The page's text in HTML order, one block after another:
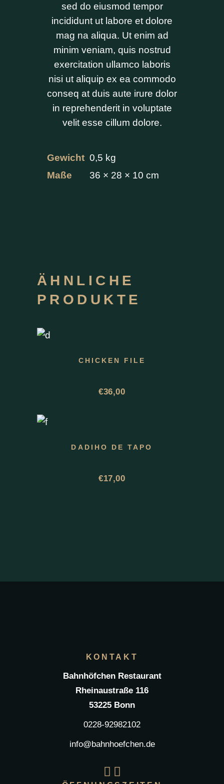
sed do eiusmod tempor
incididunt ut labore et dolore
mag na aliqua. Ut enim ad
minim veniam, quis nostrud
exercitation ullamco laboris
nisi ut aliquip ex ea commodo
conseq at duis aute irure dolor
in reprehenderit in voluptate
velit esse cillum dolore.
Gewicht 0,5 kg
Maße
36 × 28 × 10 cm
ÄHNLICHE
PRODUKTE
CHICKEN FILE
€36,00
DADIHO DE TAPO
€17,00
KONTAKT
Bahnhöfchen Restaurant
Rheinaustraße 116
53225 Bonn
0228-92982102
info@bahnhoefchen.de